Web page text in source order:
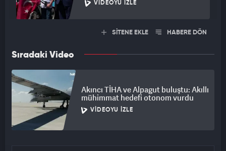
VIDEOYU İZLE
SİTENE EKLE HABERE DÖN
Sıradaki Video
Akıncı TİHA ve Alpagut buluştu: Akıllı
mühimmat hedefi otonom vurdu
VIDEOYU İZLE